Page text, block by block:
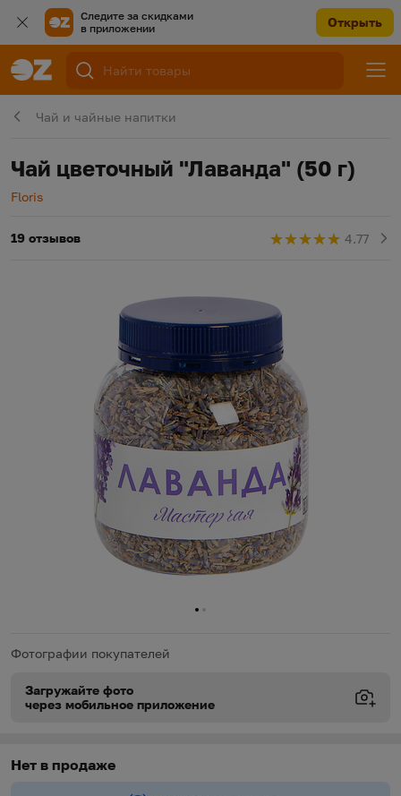
Следите за скидками
в приложении
Открыть
Чай и чайные напитки
Чай цветочный "Лаванда" (50 г)
Производитель
Floris
19 отзывов 4.77
01
Фотографии покупателей
Загружайте фото
через мобильное приложение
Нет в продаже